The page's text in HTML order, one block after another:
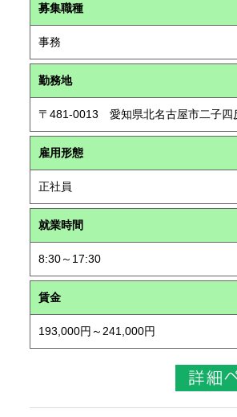
募集職種
事務
勤務地
〒481-0013 愛知県北名古屋市二子四
雇用形態
正社員
就業時間
8:30～17:30
賃金
193,000円～241,000円